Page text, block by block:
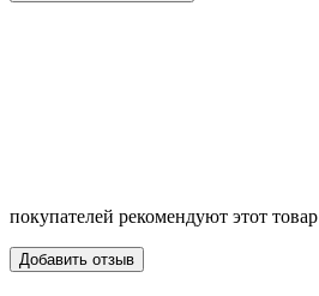
покупателей рекомендуют этот товар
Добавить отзыв